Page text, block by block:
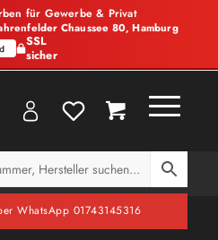
für Gewerbe & Privat
Chaussee 80, Hamburg
SSL
sicher
WhatsApp 01743145316